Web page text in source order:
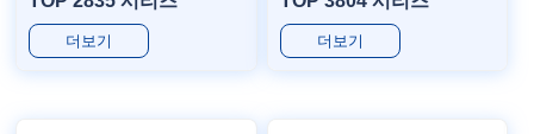
더보기 더보기